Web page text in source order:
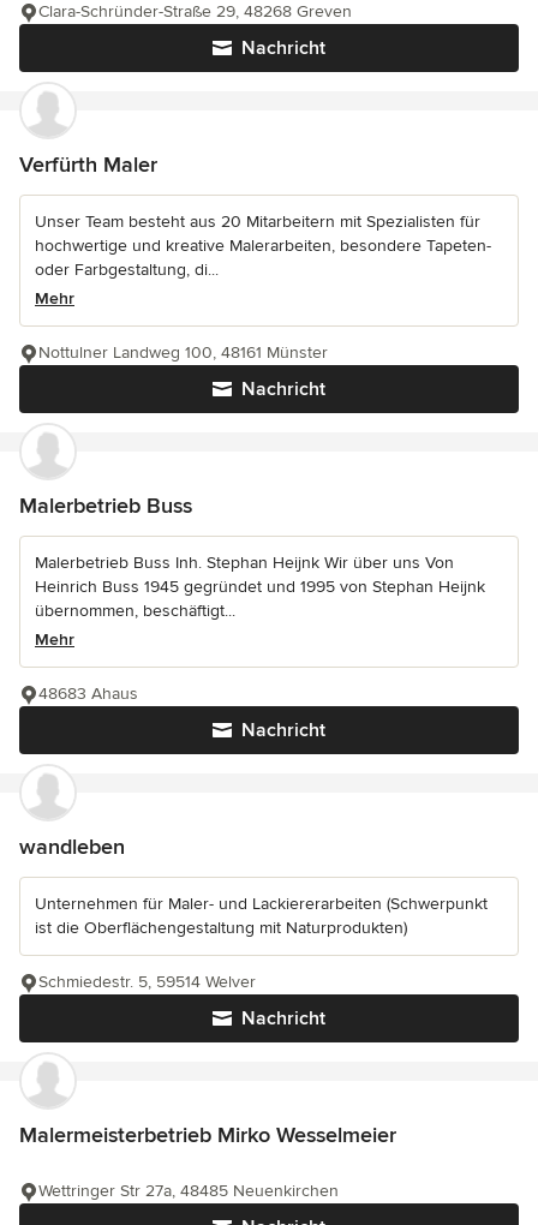
Nachricht
Clara-Schründer-Straße 29, 48268 Greven
Verfürth Maler
Unser Team besteht aus 20 Mitarbeitern mit Spezialisten für
hochwertige und kreative Malerarbeiten, besondere Tapeten-
oder Farbgestaltung, di...
Mehr
Nachricht
Nottulner Landweg 100, 48161 Münster
Malerbetrieb Buss
Malerbetrieb Buss Inh. Stephan Heijnk Wir über uns Von
Heinrich Buss 1945 gegründet und 1995 von Stephan Heijnk
übernommen, beschäftigt...
Mehr
Nachricht
48683 Ahaus
wandleben
Unternehmen für Maler- und Lackiererarbeiten (Schwerpunkt
ist die Oberflächengestaltung mit Naturprodukten)
Nachricht
Schmiedestr. 5, 59514 Welver
Malermeisterbetrieb Mirko Wesselmeier
Wettringer Str 27a, 48485 Neuenkirchen